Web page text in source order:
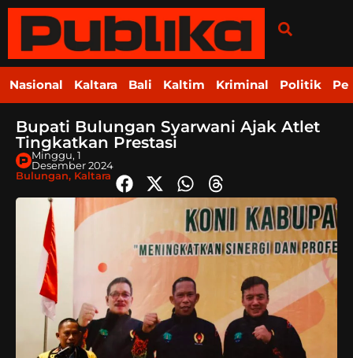
Nasional Kaltara Bali Kaltim Kriminal Politik
Bupati Bulungan Syarwani Ajak Atlet
Tingkatkan Prestasi
Minggu, 1
Desember 2024
Bulungan, Kaltara